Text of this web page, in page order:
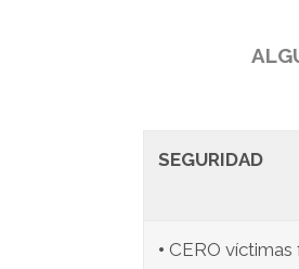
SEGURIDAD
• CERO víctimas